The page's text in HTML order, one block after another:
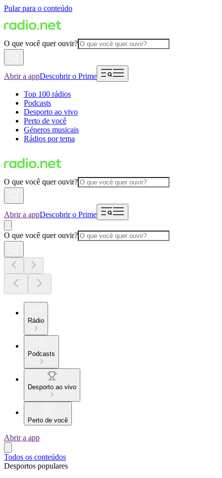
Pular para o conteúdo
O que você quer ouvir?
Abrir a appDescobrir o Prime
Top 100 rádios
Podcasts
Desporto ao vivo
Perto de você
Géneros musicais
Rádios por tema
O que você quer ouvir?
Abrir a appDescobrir o Prime
O que você quer ouvir?
Rádio
Podcasts
Desporto ao vivo
Perto de você
Abrir a app
Todos os conteúdos
Desportos populares